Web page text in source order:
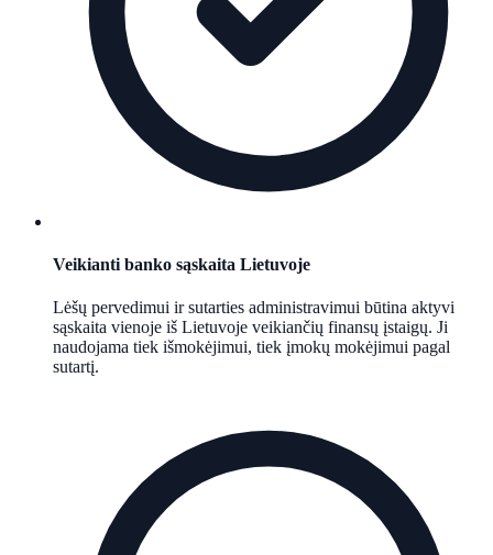
Veikianti banko sąskaita Lietuvoje
Lėšų pervedimui ir sutarties administravimui būtina aktyvi
sąskaita vienoje iš Lietuvoje veikiančių finansų įstaigų. Ji
naudojama tiek išmokėjimui, tiek įmokų mokėjimui pagal
sutartį.